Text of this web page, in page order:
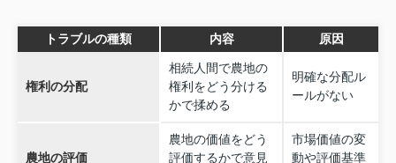
トラブルの種類 内容 原因
権利の分配
相続人間で農地の
権利をどう分ける
かで揉める
明確な分配ル
ールがない
農地の評価
農地の価値をどう
評価するかで意見
市場価値の変
動や評価基準